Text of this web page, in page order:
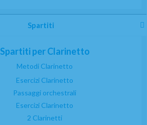
Spartiti
Spartiti per Clarinetto
Metodi Clarinetto
Esercizi Clarinetto
Passaggi orchestrali
Esercizi Clarinetto
2 Clarinetti